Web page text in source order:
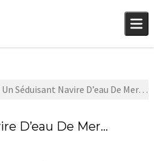
Un Séduisant Navire D’eau De Mer…
D’eau De Mer…